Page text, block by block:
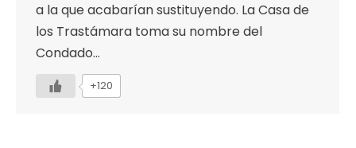
a la que acabarían sustituyendo. La Casa de
los Trastámara toma su nombre del
Condado…
+120